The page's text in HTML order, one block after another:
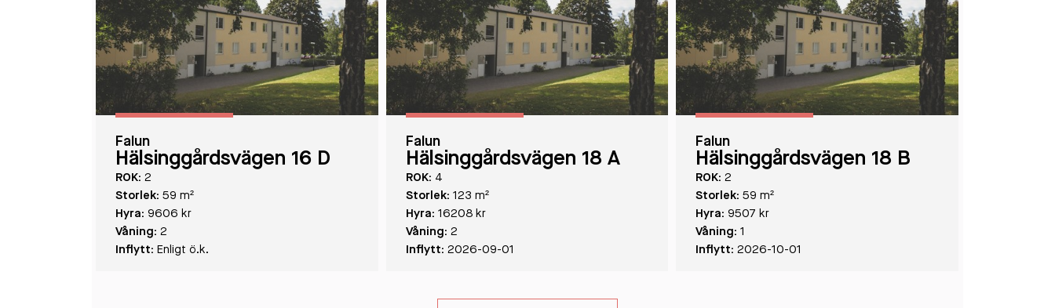
Falun
Hälsinggårdsvägen 16 D
ROK: 2
Storlek: 59 m²
Hyra: 9606 kr
Våning: 2
Inflytt: Enligt ö.k.
Falun
Hälsinggårdsvägen 18 A
ROK: 4
Storlek: 123 m²
Hyra: 16208 kr
Våning: 2
Inflytt: 2026-09-01
Falun
Hälsinggårdsvägen 18 B
ROK: 2
Storlek: 59 m²
Hyra: 9507 kr
Våning: 1
Inflytt: 2026-10-01